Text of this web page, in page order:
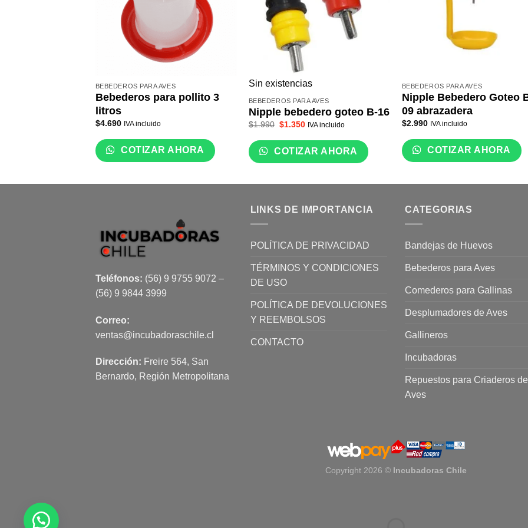
BEBEDEROS PARA AVES
Bebederos para pollito 3
litros
$4.690 IVA incluido
COTIZAR AHORA
Sin existencias
BEBEDEROS PARA AVES
Nipple bebedero goteo B-16
$1.990 El
original
era:
$1.990.
$1.350El
actual
es:
$1.350.
IVA incluido
COTIZAR AHORA
BEBEDEROS PARA AVES
Nipple Bebedero Goteo
09 abrazadera
$2.990 IVA incluido
COTIZAR AHORA
Teléfonos: (56) 9 9755 9072 –
(56) 9 9844 3999
Correo:
ventas@incubadoraschile.cl
Dirección: Freire 564, San
Bernardo, Región Metropolitana
LINKS DE IMPORTANCIA
POLÍTICA DE PRIVACIDAD
TÉRMINOS Y CONDICIONES
DE USO
POLÍTICA DE DEVOLUCIONES
Y REEMBOLSOS
CONTACTO
CATEGORIAS
Bandejas de Huevos
Bebederos para Aves
Comederos para Gallinas
Desplumadores de Aves
Gallineros
Incubadoras
Repuestos para Criaderos de
Aves
Copyright 2026 © Incubadoras Chile